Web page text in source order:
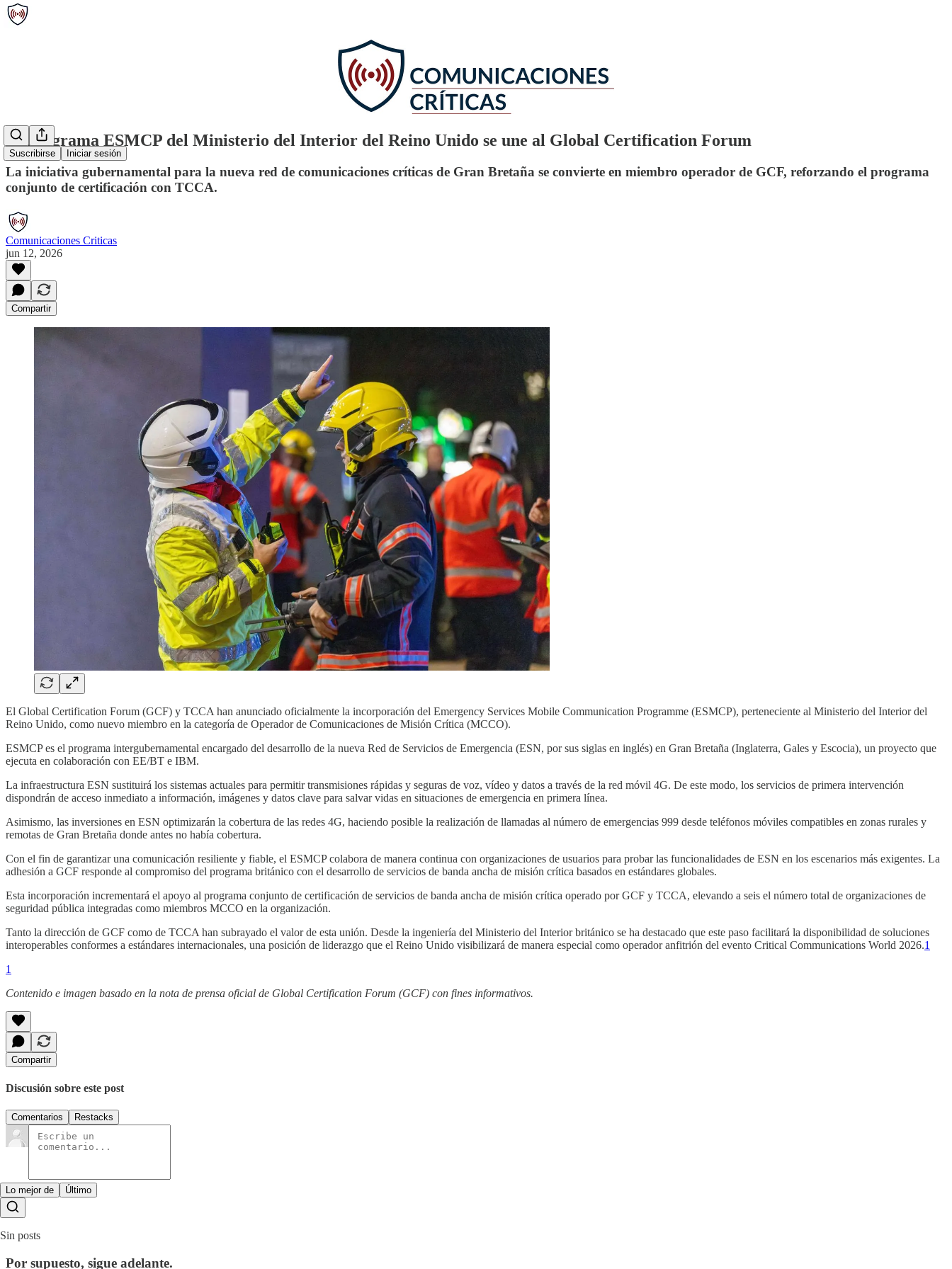
Suscribirse Iniciar sesión
El programa ESMCP del Ministerio del Interior del Reino Unido se une al Global Certification Forum
La iniciativa gubernamental para la nueva red de comunicaciones críticas de Gran Bretaña se convierte en miembro operador de GCF, reforzando el programa
conjunto de certificación con TCCA.
Comunicaciones Criticas
jun 12, 2026
Compartir
El Global Certification Forum (GCF) y TCCA han anunciado oficialmente la incorporación del Emergency Services Mobile Communication Programme (ESMCP), perteneciente al Ministerio del Interior del
Reino Unido, como nuevo miembro en la categoría de Operador de Comunicaciones de Misión Crítica (MCCO).
ESMCP es el programa intergubernamental encargado del desarrollo de la nueva Red de Servicios de Emergencia (ESN, por sus siglas en inglés) en Gran Bretaña (Inglaterra, Gales y Escocia), un proyecto que
ejecuta en colaboración con EE/BT e IBM.
La infraestructura ESN sustituirá los sistemas actuales para permitir transmisiones rápidas y seguras de voz, vídeo y datos a través de la red móvil 4G. De este modo, los servicios de primera intervención
dispondrán de acceso inmediato a información, imágenes y datos clave para salvar vidas en situaciones de emergencia en primera línea.
Asimismo, las inversiones en ESN optimizarán la cobertura de las redes 4G, haciendo posible la realización de llamadas al número de emergencias 999 desde teléfonos móviles compatibles en zonas rurales y
remotas de Gran Bretaña donde antes no había cobertura.
Con el fin de garantizar una comunicación resiliente y fiable, el ESMCP colabora de manera continua con organizaciones de usuarios para probar las funcionalidades de ESN en los escenarios más exigentes. La
adhesión a GCF responde al compromiso del programa británico con el desarrollo de servicios de banda ancha de misión crítica basados en estándares globales.
Esta incorporación incrementará el apoyo al programa conjunto de certificación de servicios de banda ancha de misión crítica operado por GCF y TCCA, elevando a seis el número total de organizaciones de
seguridad pública integradas como miembros MCCO en la organización.
Tanto la dirección de GCF como de TCCA han subrayado el valor de esta unión. Desde la ingeniería del Ministerio del Interior británico se ha destacado que este paso facilitará la disponibilidad de soluciones
interoperables conformes a estándares internacionales, una posición de liderazgo que el Reino Unido visibilizará de manera especial como operador anfitrión del evento Critical Communications World 2026.1
1
Contenido e imagen basado en la nota de prensa oficial de Global Certification Forum (GCF) con fines informativos.
Compartir
Discusión sobre este post
Comentarios Restacks
Lo mejor de Último
Sin posts
Por supuesto, sigue adelante.